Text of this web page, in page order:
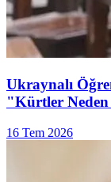
Ukraynalı
"Kürtler
16 Tem 2026